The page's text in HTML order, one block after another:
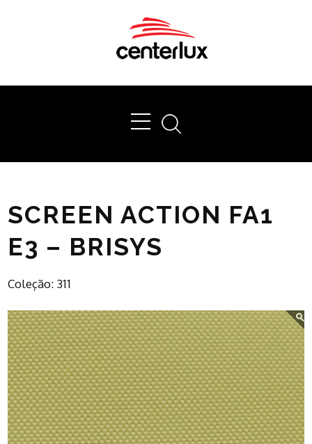
SCREEN ACTION FA1
E3 – BRISYS
Coleção: 311